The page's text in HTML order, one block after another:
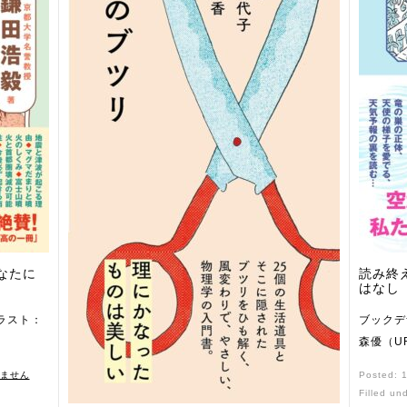
たに
ト：
せん
読み終
はなし
ブック
森優（
Posted:
Filled